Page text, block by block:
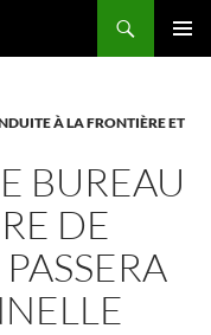
À LA FRONTIÈRE ET
BUREAU
DE